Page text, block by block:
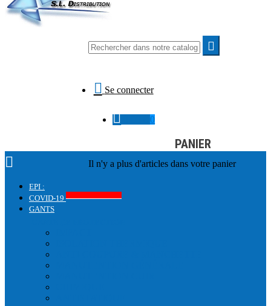

 Se connecter
 0
PANIER
Il n'y a plus d'articles dans votre panier

EPI :
COVID-19
GANTS